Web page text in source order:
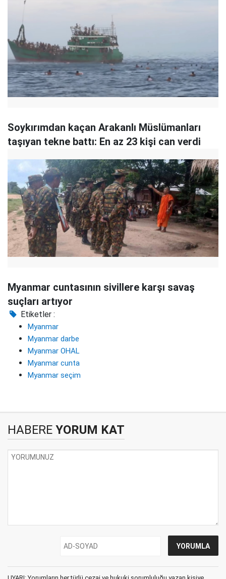
Soykırımdan kaçan Arakanlı Müslümanları
taşıyan tekne battı: En az 23 kişi can verdi
Myanmar cuntasının sivillere karşı savaş
suçları artıyor
Etiketler :
Myanmar
Myanmar darbe
Myanmar OHAL
Myanmar cunta
Myanmar seçim
HABERE YORUM KAT